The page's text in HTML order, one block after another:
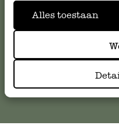
Alles toestaan
Online Klantenservice